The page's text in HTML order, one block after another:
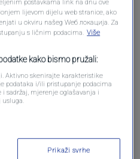
postavkama link na dnu ove
lijevom dijelu web stranice, ako
u okviru našeg Wеб локација. Za
s ličnim podacima. Više
kako bismo pružali:
Aktivno skenirajte karakteristike
podataka i/ili pristupanje podacima
sadržaj, mjerenje oglašavanja i
usluga.
Prikaži svrhe